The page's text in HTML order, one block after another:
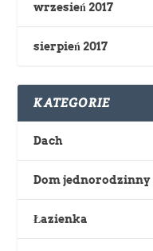
wrzesień 2017
sierpień 2017
KATEGORIE
Dach
Dom jednorodzinny
Łazienka